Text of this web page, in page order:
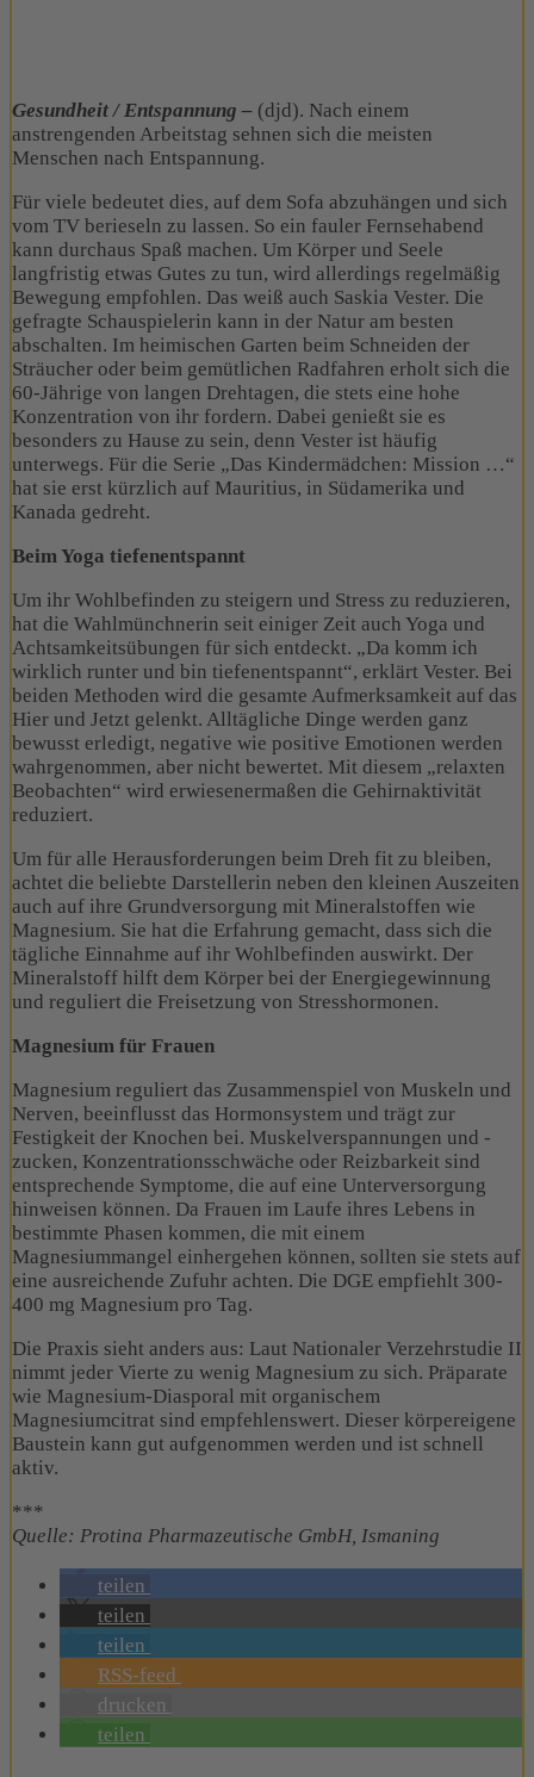
Gesundheit / Entspannung – (djd). Nach einem
anstrengenden Arbeitstag sehnen sich die meisten
Menschen nach Entspannung.
Für viele bedeutet dies, auf dem Sofa abzuhängen und sich
vom TV berieseln zu lassen. So ein fauler Fernsehabend
kann durchaus Spaß machen. Um Körper und Seele
langfristig etwas Gutes zu tun, wird allerdings regelmäßig
Bewegung empfohlen. Das weiß auch Saskia Vester. Die
gefragte Schauspielerin kann in der Natur am besten
abschalten. Im heimischen Garten beim Schneiden der
Sträucher oder beim gemütlichen Radfahren erholt sich die
60-Jährige von langen Drehtagen, die stets eine hohe
Konzentration von ihr fordern. Dabei genießt sie es
besonders zu Hause zu sein, denn Vester ist häufig
unterwegs. Für die Serie „Das Kindermädchen: Mission …“
hat sie erst kürzlich auf Mauritius, in Südamerika und
Kanada gedreht.
Beim Yoga tiefenentspannt
Um ihr Wohlbefinden zu steigern und Stress zu reduzieren,
hat die Wahlmünchnerin seit einiger Zeit auch Yoga und
Achtsamkeitsübungen für sich entdeckt. „Da komm ich
wirklich runter und bin tiefenentspannt“, erklärt Vester. Bei
beiden Methoden wird die gesamte Aufmerksamkeit auf das
Hier und Jetzt gelenkt. Alltägliche Dinge werden ganz
bewusst erledigt, negative wie positive Emotionen werden
wahrgenommen, aber nicht bewertet. Mit diesem „relaxten
Beobachten“ wird erwiesenermaßen die Gehirnaktivität
reduziert.
Um für alle Herausforderungen beim Dreh fit zu bleiben,
achtet die beliebte Darstellerin neben den kleinen Auszeiten
auch auf ihre Grundversorgung mit Mineralstoffen wie
Magnesium. Sie hat die Erfahrung gemacht, dass sich die
tägliche Einnahme auf ihr Wohlbefinden auswirkt. Der
Mineralstoff hilft dem Körper bei der Energiegewinnung
und reguliert die Freisetzung von Stresshormonen.
Magnesium für Frauen
Magnesium reguliert das Zusammenspiel von Muskeln und
Nerven, beeinflusst das Hormonsystem und trägt zur
Festigkeit der Knochen bei. Muskelverspannungen und -
zucken, Konzentrationsschwäche oder Reizbarkeit sind
entsprechende Symptome, die auf eine Unterversorgung
hinweisen können. Da Frauen im Laufe ihres Lebens in
bestimmte Phasen kommen, die mit einem
Magnesiummangel einhergehen können, sollten sie stets auf
eine ausreichende Zufuhr achten. Die DGE empfiehlt 300-
400 mg Magnesium pro Tag.
Die Praxis sieht anders aus: Laut Nationaler Verzehrstudie II
nimmt jeder Vierte zu wenig Magnesium zu sich. Präparate
wie Magnesium-Diasporal mit organischem
Magnesiumcitrat sind empfehlenswert. Dieser körpereigene
Baustein kann gut aufgenommen werden und ist schnell
aktiv.
***
Quelle: Protina Pharmazeutische GmbH, Ismaning
teilen
teilen
teilen
RSS-feed
drucken
teilen